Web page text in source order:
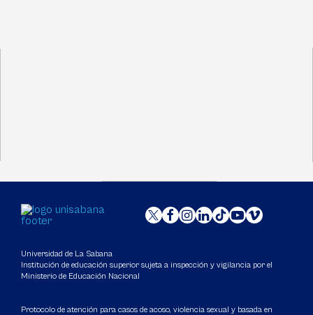
Universidad de La Sabana
Institución de educación superior sujeta a inspección y vigilancia por el
Ministerio de Educación Nacional
Protocolo de atención para casos de acoso, violencia sexual y basada en